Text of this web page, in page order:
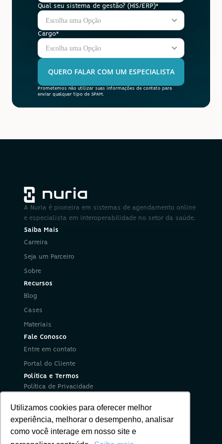
Utilizamos cookies para oferecer melhor
experiência, melhorar o desempenho, analisar
como você interage em nosso site e
Qual seu sistema de gestão? (HIS/ERP)*
Cargo*
QUERO FALAR COM UM ESPECIALISTA
Prometemos não utilizar suas informações de contato para
enviar qualquer tipo de SPAM.
A Nuria é pioneira em sistemas de agendamento online
e especialista em interoperabilidade no setor da saúde.
Saiba Mais
Carreira
Seja um Parceiro
Sobre
Recursos
Blog
Cases
Materiais
Fale Conosco
Entre em contato
Portal do Cliente
Política e Termos
Política de Privacidade
Termos de Uso
Redes Sociais